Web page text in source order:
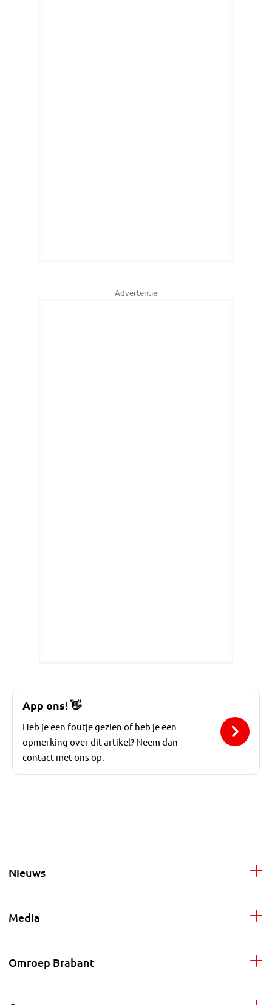
Advertentie
App ons!👋
Heb je een foutje gezien of heb je een
opmerking over dit artikel? Neem dan
contact met ons op.
Nieuws
Media
Omroep Brabant